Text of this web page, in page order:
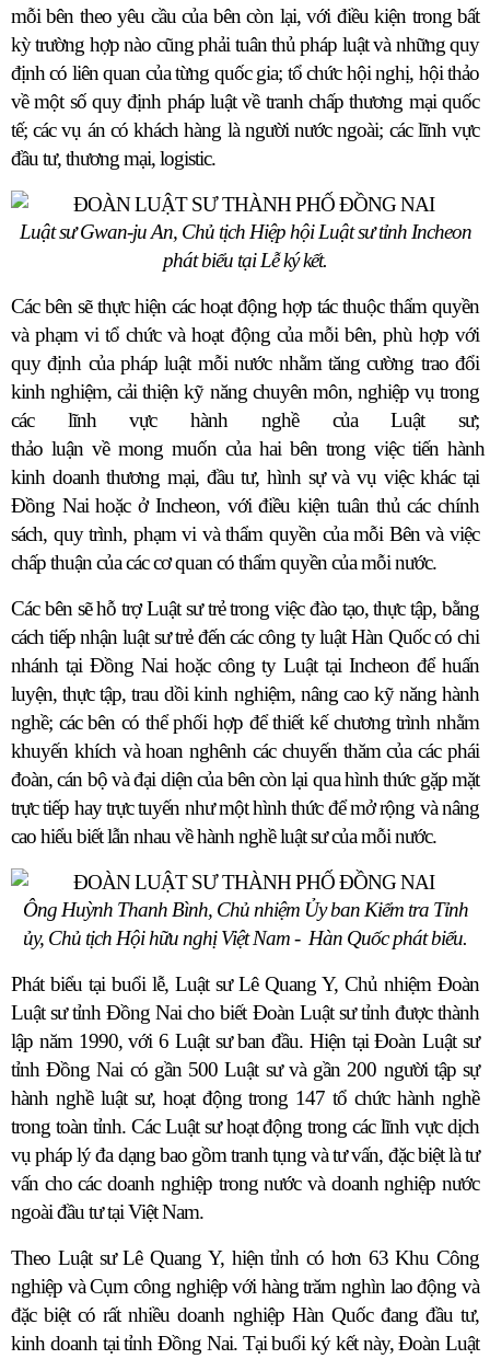
mỗi bên theo yêu cầu của bên còn lại, với điều kiện trong bất
kỳ trường hợp nào cũng phải tuân thủ pháp luật và những quy
định có liên quan của từng quốc gia; tổ chức hội nghị, hội thảo
về một số quy định pháp luật về tranh chấp thương mại quốc
tế; các vụ án có khách hàng là người nước ngoài; các lĩnh vực
đầu tư, thương mại, logistic.
Luật sư Gwan-ju An, Chủ tịch Hiệp hội Luật sư tỉnh Incheon
phát biểu tại Lễ ký kết.
Các bên sẽ thực hiện các hoạt động hợp tác thuộc thẩm quyền
và phạm vi tổ chức và hoạt động của mỗi bên, phù hợp với
quy định của pháp luật mỗi nước nhằm tăng cường trao đổi
kinh nghiệm, cải thiện kỹ năng chuyên môn, nghiệp vụ trong
các lĩnh vực hành nghề của Luật sư;
thảo luận về mong muốn của hai bên trong việc tiến hành
kinh doanh thương mại, đầu tư, hình sự và vụ việc khác tại
Đồng Nai hoặc ở Incheon, với điều kiện tuân thủ các chính
sách, quy trình, phạm vi và thẩm quyền của mỗi Bên và việc
chấp thuận của các cơ quan có thẩm quyền của mỗi nước.
Các bên sẽ hỗ trợ Luật sư trẻ trong việc đào tạo, thực tập, bằng
cách tiếp nhận luật sư trẻ đến các công ty luật Hàn Quốc có chi
nhánh tại Đồng Nai hoặc công ty Luật tại Incheon để huấn
luyện, thực tập, trau dồi kinh nghiệm, nâng cao kỹ năng hành
nghề; các bên có thể phối hợp để thiết kế chương trình nhằm
khuyến khích và hoan nghênh các chuyến thăm của các phái
đoàn, cán bộ và đại diện của bên còn lại qua hình thức gặp mặt
trực tiếp hay trực tuyến như một hình thức để mở rộng và nâng
cao hiểu biết lẫn nhau về hành nghề luật sư của mỗi nước.
Ông Huỳnh Thanh Bình, Chủ nhiệm Ủy ban Kiểm tra Tỉnh
ủy, Chủ tịch Hội hữu nghị Việt Nam - Hàn Quốc phát biểu.
Phát biểu tại buổi lễ, Luật sư Lê Quang Y, Chủ nhiệm Đoàn
Luật sư tỉnh Đồng Nai cho biết Đoàn Luật sư tỉnh được thành
lập năm 1990, với 6 Luật sư ban đầu. Hiện tại Đoàn Luật sư
tỉnh Đồng Nai có gần 500 Luật sư và gần 200 người tập sự
hành nghề luật sư, hoạt động trong 147 tổ chức hành nghề
trong toàn tỉnh. Các Luật sư hoạt động trong các lĩnh vực dịch
vụ pháp lý đa dạng bao gồm tranh tụng và tư vấn, đặc biệt là tư
vấn cho các doanh nghiệp trong nước và doanh nghiệp nước
ngoài đầu tư tại Việt Nam.
Theo Luật sư Lê Quang Y, hiện tỉnh có hơn 63 Khu Công
nghiệp và Cụm công nghiệp với hàng trăm nghìn lao động và
đặc biệt có rất nhiều doanh nghiệp Hàn Quốc đang đầu tư,
kinh doanh tại tỉnh Đồng Nai. Tại buổi ký kết này, Đoàn Luật